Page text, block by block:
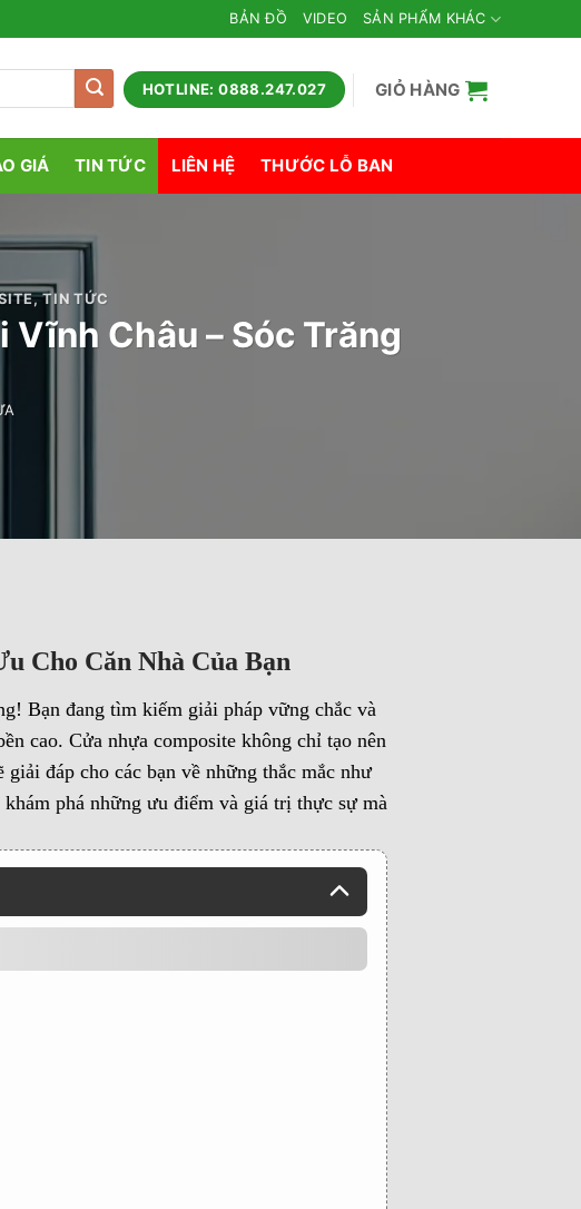
BẢN ĐỒ VIDEO SẢN PHẨM KHÁC
HOTLINE: 0888.247.027 GIỎ HÀNG
GIÁ TIN TỨC LIÊN HỆ THƯỚC LỖ BAN
,TIN TỨC
Châu – Sóc Trăng
Cho Căn Nhà Của Bạn
Bạn đang tìm kiếm giải pháp vững chắc và
cao. Cửa nhựa composite không chỉ tạo nên
đáp cho các bạn về những thắc mắc như
phá những ưu điểm và giá trị thực sự mà